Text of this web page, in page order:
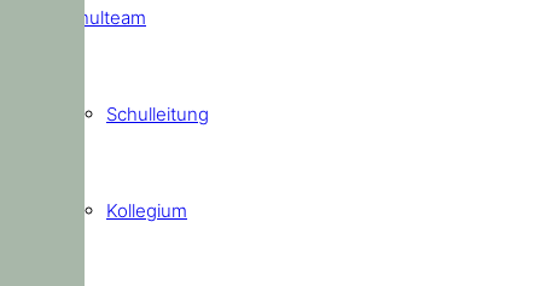
Schulteam
Schulleitung
Kollegium